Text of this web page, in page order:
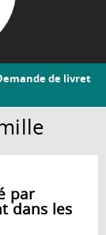
de livret
par
dans les